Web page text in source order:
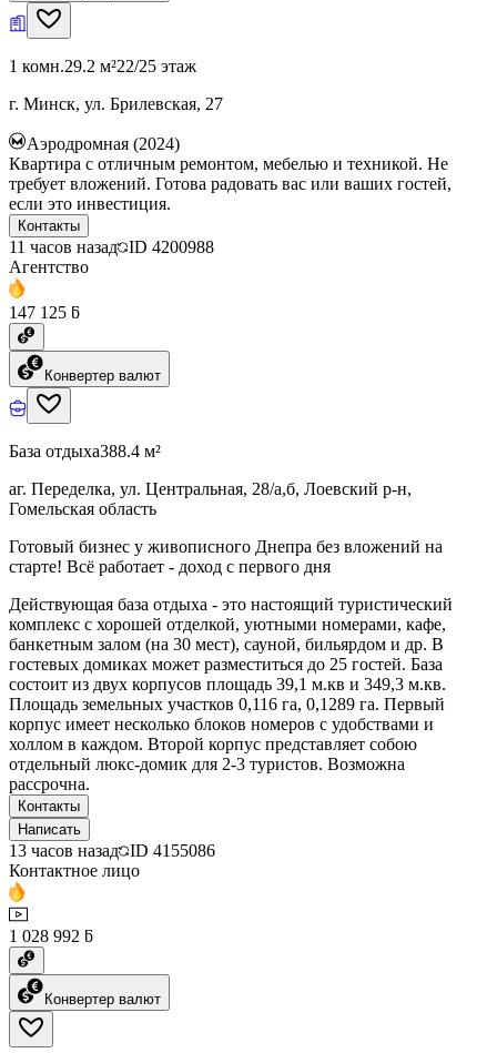
1 комн.29.2 м²22/25 этаж
г. Минск, ул. Брилевская, 27
Аэродромная (2024)
Квартира с отличным ремонтом, мебелью и техникой. Не
требует вложений. Готова радовать вас или ваших гостей,
если это инвестиция.
Контакты
11 часов назад ID 4200988
Агентство
147 125 ƃ
Конвертер валют
База отдыха388.4 м²
аг. Переделка, ул. Центральная, 28/а,б, Лоевский р-н,
Гомельская область
Готовый бизнес у живописного Днепра без вложений на
старте! Всё работает - доход с первого дня
Действующая база отдыха - это настоящий туристический
комплекс с хорошей отделкой, уютными номерами, кафе,
банкетным залом (на 30 мест), сауной, бильярдом и др. В
гостевых домиках может разместиться до 25 гостей. База
состоит из двух корпусов площадь 39,1 м.кв и 349,3 м.кв.
Площадь земельных участков 0,116 га, 0,1289 га. Первый
корпус имеет несколько блоков номеров с удобствами и
холлом в каждом. Второй корпус представляет собою
отдельный люкс-домик для 2-3 туристов. Возможна
рассрочна.
Контакты
Написать
13 часов назад ID 4155086
Контактное лицо
1 028 992 ƃ
Конвертер валют